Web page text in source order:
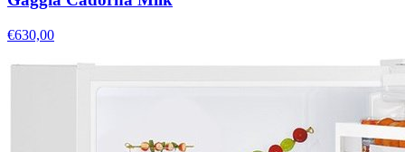
€630,00